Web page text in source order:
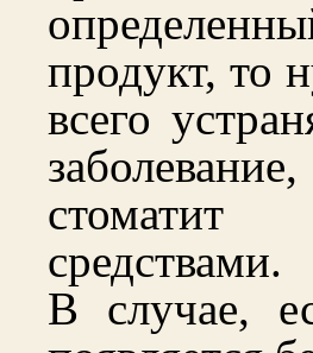
продукт, то
всего
средствами.
В случае,